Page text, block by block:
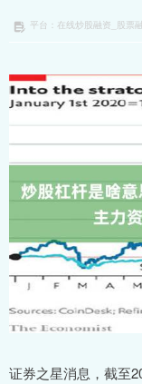
平台：在线炒股融资_股票
证券之星消息，截至